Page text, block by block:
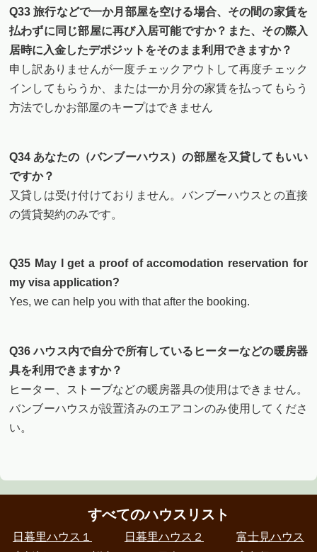
Q33 旅行などで一か月部屋を空ける場合、その間の家賃を
払わずに同じ部屋に再び入居可能ですか？また、その際入
居時に入金したデポジットをそのまま利用できますか？
申し訳ありませんが一度チェックアウトして再度チェック
インしてもらうか、または一か月分の家賃を払ってもらう
方法でしかお部屋のキープはできません
Q34 あなたの（バンブーハウス）の部屋を又貸してもいい
ですか？
又貸しは受け付けておりません。バンブーハウスとの直接
の賃貸契約のみです。
Q35 May I get a proof of accomodation reservation for
my visa application?
Yes, we can help you with that after the booking.
Q36 ハウス内で自分で所有しているヒーターなどの暖房器
具を利用できますか？
ヒーター、ストーブなどの暖房器具の使用はできません。
バンブーハウスが設置済みのエアコンのみ使用してくださ
い。
すべてのハウスリスト
日暮里ハウス１ 日暮里ハウス２
富士見ハウス